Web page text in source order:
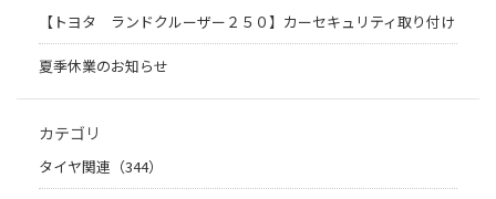
【トヨタ ランドクルーザー２５０】カーセキュリティ取り付け
夏季休業のお知らせ
カテゴリ
タイヤ関連（344）